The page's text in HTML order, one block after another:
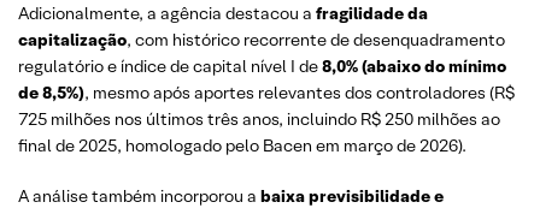
Adicionalmente, a agência destacou a fragilidade da
capitalização, com histórico recorrente de desenquadramento
regulatório e índice de capital nível I de8,0% (abaixo do mínimo
de 8,5%), mesmo após aportes relevantes dos controladores (R$
725 milhões nos últimos três anos, incluindo R$ 250 milhões ao
final de 2025, homologado pelo Bacen em março de 2026).
A análise também incorporou a baixa previsibilidade e